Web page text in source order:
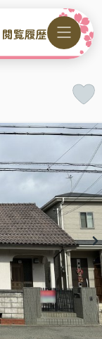
閲覧履歴